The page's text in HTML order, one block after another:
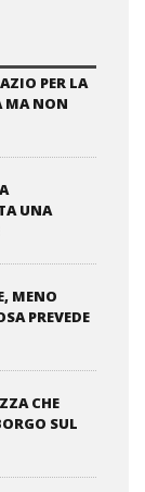
PER LA
MA NON
UNA
MENO
PREVEDE
CHE
SUL